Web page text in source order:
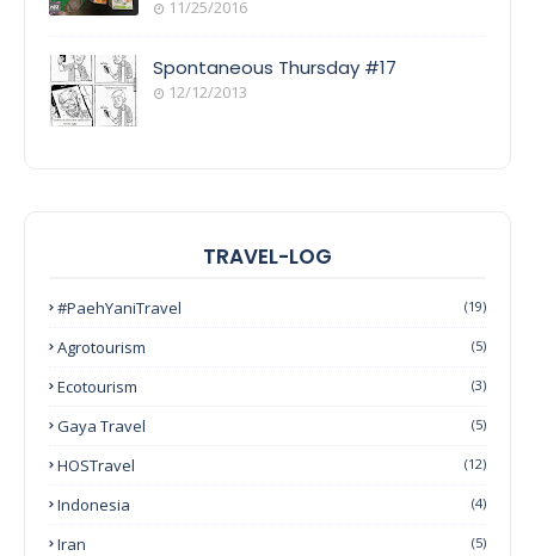
11/25/2016
Spontaneous Thursday #17
12/12/2013
TRAVEL-LOG
#PaehYaniTravel (19)
Agrotourism (5)
Ecotourism (3)
Gaya Travel (5)
HOSTravel (12)
Indonesia (4)
Iran (5)